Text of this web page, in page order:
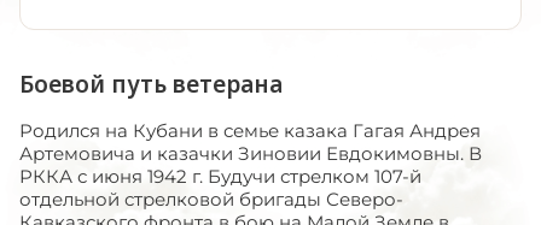
Боевой путь ветерана
Родился на Кубани в семье казака Гагая Андрея
Артемовича и казачки Зиновии Евдокимовны. В
РККА с июня 1942 г. Будучи стрелком 107-й
отдельной стрелковой бригады Северо-